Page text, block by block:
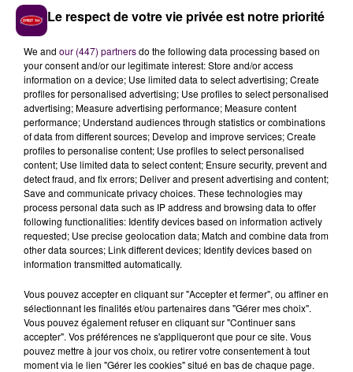
Alors ? Ça vous dit ?
Rendez-vous ce mercredi 25 octobre à partir de
16h, sur l'esplanade Saint-Gervais à Rouen !
À LA UNE
31 juillet 2026
Gagnez vos entrées à Terra Botanica !
Le respect de votre vie privée est notre priorité
We and our (447) partnersdo the following data processing based on
your consent and/or our legitimate interest: Store and/or access
information on a device; Use limited data to select advertising; Create
profiles for personalised advertising; Use profiles to select personalised
advertising; Measure advertising performance; Measure content
performance; Understand audiences through statistics or combinations
of data from different sources; Develop and improve services; Create
profiles to personalise content; Use profiles to select personalised
content; Use limited data to select content; Ensure security, prevent and
detect fraud, and fix errors; Deliver and present advertising and content;
Save and communicate privacy choices. These technologies may
process personal data such as IP address and browsing data to offer
following functionalities: Identify devices based on information actively
requested; Use precise geolocation data; Match and combine data from
other data sources; Link different devices; Identify devices based on
information transmitted automatically.
Vous pouvez accepter en cliquant sur "Accepter et fermer", ou affiner en
sélectionnant les finalités et/ou partenaires dans "Gérer mes choix".
Vous pouvez également refuser en cliquant sur "Continuer sans
accepter". Vos préférences ne s'appliqueront que pour ce site. Vous
pouvez mettre à jour vos choix, ou retirer votre consentement à tout
moment via le lien "Gérer les cookies" situé en bas de chaque page.